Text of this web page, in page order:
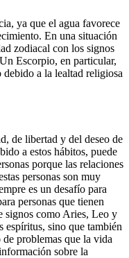
ya que el agua favorece
En una situación
zodiacal con los signos
Escorpio, en particular,
a la lealtad religiosa
de libertad y del deseo de
a estos hábitos, puede
porque las relaciones
personas son muy
es un desafío para
personas que tienen
signos como Aries, Leo y
espíritus, sino que también
problemas que la vida
sobre la